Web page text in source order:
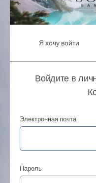
Я хочу войти
Войдите в
Электронная почта
Пароль